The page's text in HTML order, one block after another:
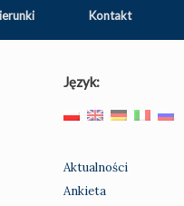
Kontakt
Język:
Aktualności
Ankieta